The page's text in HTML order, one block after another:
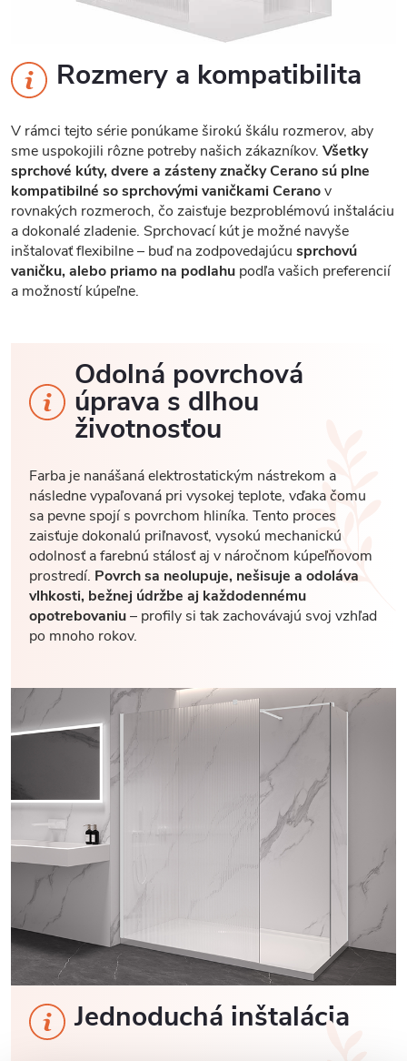
Rozmery a kompatibilita
V rámci tejto série ponúkame širokú škálu rozmerov, aby
sme uspokojili rôzne potreby našich zákazníkov. Všetky
sprchové kúty, dvere a zásteny značky Cerano sú plne
kompatibilné so sprchovými vaničkami Ceranov
rovnakých rozmeroch, čo zaisťuje bezproblémovú inštaláciu
a dokonalé zladenie. Sprchovací kút je možné navyše
inštalovať flexibilne – buď na zodpovedajúcu sprchovú
vaničku, alebo priamo na podlahu podľa vašich preferencií
a možností kúpeľne.
Odolná povrchová
úprava s dlhou
životnosťou
Farba je nanášaná elektrostatickým nástrekom a
následne vypaľovaná pri vysokej teplote, vďaka čomu
sa pevne spojí s povrchom hliníka. Tento proces
zaisťuje dokonalú priľnavosť, vysokú mechanickú
odolnosť a farebnú stálosť aj v náročnom kúpeľňovom
prostredí. Povrch sa neolupuje, nešisuje a odoláva
vlhkosti, bežnej údržbe aj každodennému
opotrebovaniu– profily si tak zachovávajú svoj vzhľad
po mnoho rokov.
Jednoduchá inštalácia